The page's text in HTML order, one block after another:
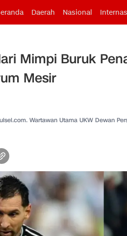
Daerah Nasional
Mimpi Buruk
Mesir
Wartawan Utama UKW Dewan